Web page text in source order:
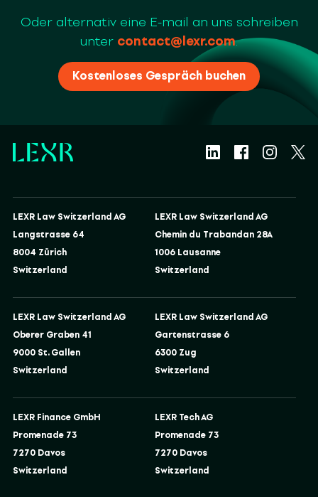
Oder alternativ eine E-mail an uns schreiben
unter contact@lexr.com.
Kostenloses Gespräch buchen
LEXR Law Switzerland AG
Langstrasse 64
8004 Zürich
Switzerland
LEXR Law Switzerland AG
Chemin du Trabandan 28A
1006 Lausanne
Switzerland
LEXR Law Switzerland AG
Oberer Graben 41
9000 St. Gallen
Switzerland
LEXR Law Switzerland AG
Gartenstrasse 6
6300 Zug
Switzerland
LEXR Finance GmbH
Promenade 73
7270 Davos
Switzerland
LEXR Tech AG
Promenade 73
7270 Davos
Switzerland